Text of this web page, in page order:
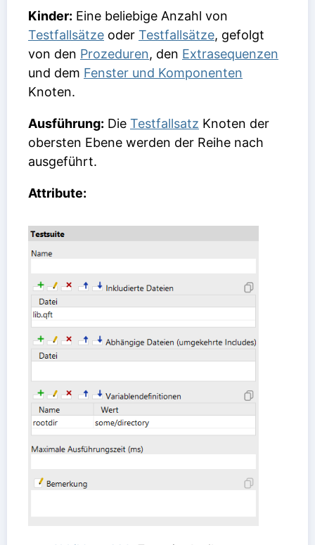
Kinder: Eine beliebige Anzahl von
Testfallsätze oder Testfallsätze, gefolgt
von den Prozeduren, den Extrasequenzen
und dem Fenster und Komponenten
Knoten.
Ausführung: Die Testfallsatz Knoten der
obersten Ebene werden der Reihe nach
ausgeführt.
Attribute: